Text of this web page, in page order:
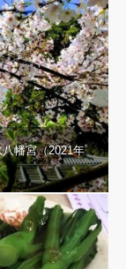
幡宮（2021年